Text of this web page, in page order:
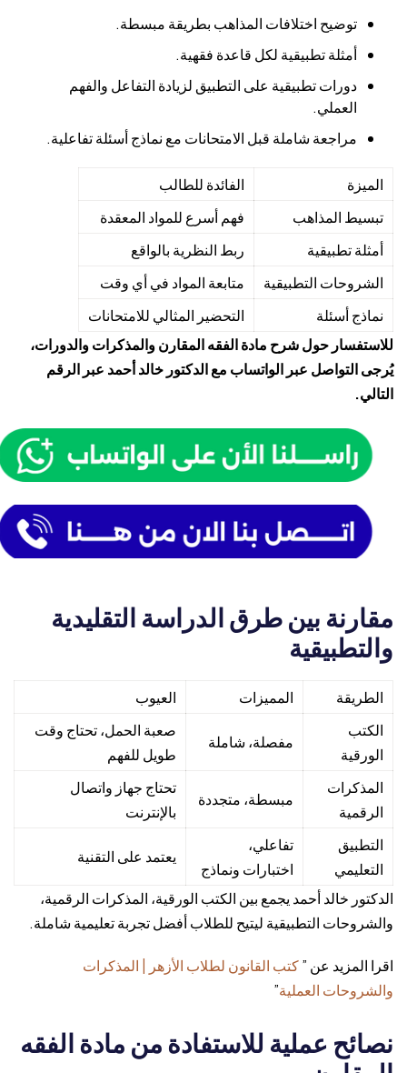
توضيح اختلافات المذاهب بطريقة مبسطة.
أمثلة تطبيقية لكل قاعدة فقهية.
دورات تطبيقية على التطبيق لزيادة التفاعل والفهم
العملي.
مراجعة شاملة قبل الامتحانات مع نماذج أسئلة تفاعلية.
الميزة
الفائدة للطالب
تبسيط المذاهب
فهم أسرع للمواد المعقدة
أمثلة تطبيقية
ربط النظرية بالواقع
الشروحات التطبيقية
متابعة المواد في أي وقت
نماذج أسئلة
التحضير المثالي للامتحانات
للاستفسار حول شرح مادة الفقه المقارن والمذكرات والدورات،
يُرجى التواصل عبر الواتساب مع الدكتور خالد أحمد عبر الرقم
التالي.
مقارنة بين طرق الدراسة التقليدية
والتطبيقية
الطريقة المميزات
العيوب
الكتب
الورقية
مفصلة، شاملة
صعبة الحمل، تحتاج وقت
طويل للفهم
المذكرات
الرقمية
مبسطة، متجددة
تحتاج جهاز واتصال
بالإنترنت
التطبيق
التعليمي
تفاعلي،
اختبارات ونماذج
يعتمد على التقنية
الدكتور خالد أحمد يجمع بين الكتب الورقية، المذكرات الرقمية،
والشروحات التطبيقية ليتيح للطلاب أفضل تجربة تعليمية شاملة.
اقرا المزيد عن ”كتب القانون لطلاب الأزهر | المذكرات
والشروحات العملية”
نصائح عملية للاستفادة من مادة الفقه